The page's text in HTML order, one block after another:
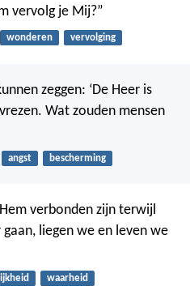
vervolg je Mij?”
wonderen vervolging
zeggen: ‘De Heer is
Wat zouden mensen
angst bescherming
verbonden zijn terwijl
liegen we en leven we
waarheid